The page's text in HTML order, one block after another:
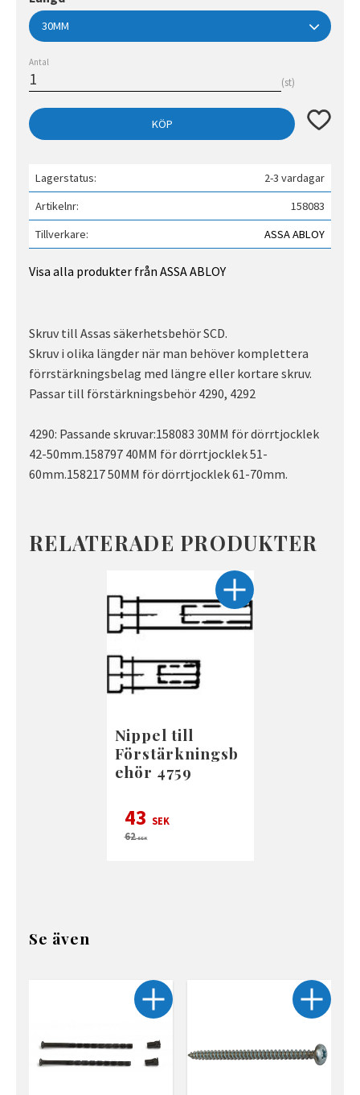
Antal
st
KÖP Lägg till
Lagerstatus
2-3 vardagar
Artikelnr
158083
Tillverkare
ASSA ABLOY
Visa alla produkter från ASSA ABLOY
Skruv till Assas säkerhetsbehör SCD.
Skruv i olika längder när man behöver komplettera
förrstärkningsbelag med längre eller kortare skruv.
Passar till förstärkningsbehör 4290, 4292
4290: Passande skruvar:158083 30MM för dörrtjocklek
42-50mm.158797 40MM för dörrtjocklek 51-
60mm.158217 50MM för dörrtjocklek 61-70mm.
RELATERADE PRODUKTER
Nippel till
Förstärkningsb
ehör 4759
43 SEK
62SEK
Se även